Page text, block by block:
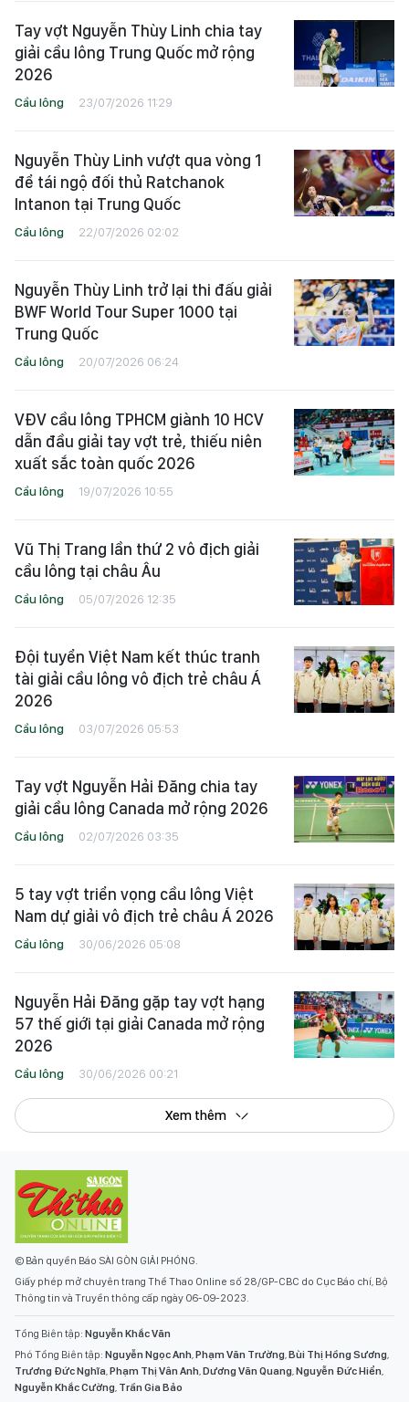
Tay vợt Nguyễn Thùy Linh chia tay
giải cầu lông Trung Quốc mở rộng
2026
Cầu lông 23/07/2026 11:29
Nguyễn Thùy Linh vượt qua vòng 1
để tái ngộ đối thủ Ratchanok
Intanon tại Trung Quốc
Cầu lông 22/07/2026 02:02
Nguyễn Thùy Linh trở lại thi đấu giải
BWF World Tour Super 1000 tại
Trung Quốc
Cầu lông 20/07/2026 06:24
VĐV cầu lông TPHCM giành 10 HCV
dẫn đầu giải tay vợt trẻ, thiếu niên
xuất sắc toàn quốc 2026
Cầu lông 19/07/2026 10:55
Vũ Thị Trang lần thứ 2 vô địch giải
cầu lông tại châu Âu
Cầu lông 05/07/2026 12:35
Đội tuyển Việt Nam kết thúc tranh
tài giải cầu lông vô địch trẻ châu Á
2026
Cầu lông 03/07/2026 05:53
Tay vợt Nguyễn Hải Đăng chia tay
giải cầu lông Canada mở rộng 2026
Cầu lông 02/07/2026 03:35
5 tay vợt triển vọng cầu lông Việt
Nam dự giải vô địch trẻ châu Á 2026
Cầu lông 30/06/2026 05:08
Nguyễn Hải Đăng gặp tay vợt hạng
57 thế giới tại giải Canada mở rộng
2026
Cầu lông 30/06/2026 00:21
Xem thêm
© Bản quyền Báo SÀI GÒN GIẢI PHÓNG.
Giấy phép mở chuyên trang Thể Thao Online số 28/GP-CBC do Cục Báo chí, Bộ
Thông tin và Truyền thông cấp ngày 06-09-2023.
Tổng Biên tập: Nguyễn Khắc Văn
Phó Tổng Biên tập: Nguyễn Ngọc Anh,Phạm Văn Trường,Bùi Thị Hồng Sương,
Trương Đức Nghĩa,Phạm Thị Vân Anh,Dương Văn Quang,Nguyễn Đức Hiển,
Nguyễn Khắc Cường, Trần Gia Bảo